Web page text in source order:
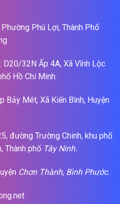
Phú Lợi, Thành Phố
32N Ấp 4A, Xã Vĩnh Lộc
Hồ Chí Minh.
Bảy Mét, Xã Kiến Bình, Huyện
đường Trường Chinh, khu phố
Thành phố Tây Ninh.
Chơn Thành, Bình Phước.